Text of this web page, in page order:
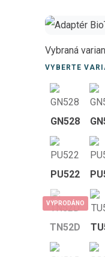
Vybraná
VYBERTE
GN528
PU522
VYPRODÁNO
TN52D